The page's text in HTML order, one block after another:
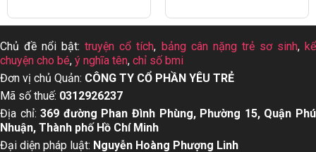
Chủ đề nổi bật:truyện cổ tích, bảng cân nặng trẻ sơ sinh,kể
chuyện cho bé, ý nghĩa tên, chỉ số bmi
Đơn vị chủ Quản: CÔNG TY CỔ PHẦN YÊU TRẺ
Mã số thuế: 0312926237
Địa chỉ:369 đường Phan Đình Phùng, Phường 15, Quận Phú
Nhuận, Thành phố Hồ Chí Minh
Đại diện pháp luật: Nguyễn Hoàng Phượng Linh